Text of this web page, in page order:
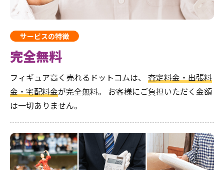
サービスの特徴
完全無料
フィギュア高く売れるドットコムは、 査定料金・出張料
金・宅配料金が完全無料。 お客様にご負担いただく金額
は一切ありません。